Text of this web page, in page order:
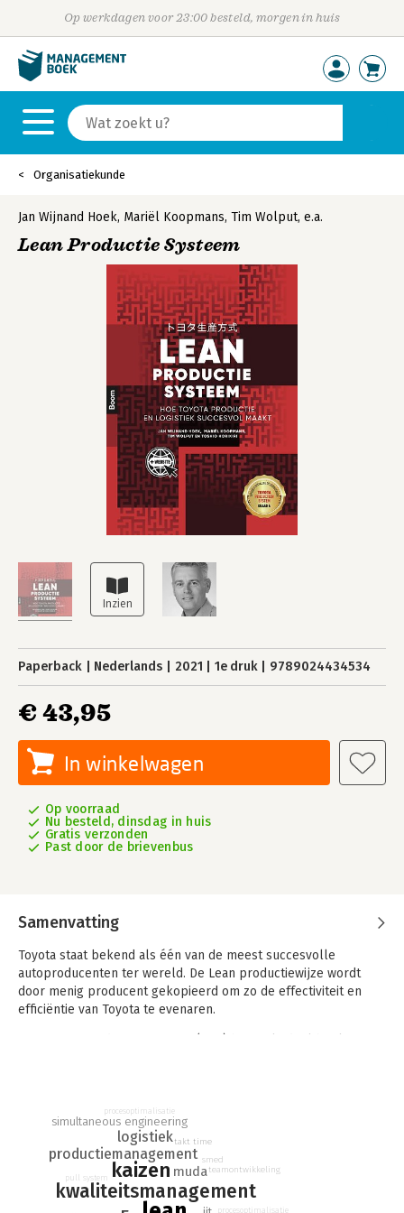
Op werkdagen voor 23:00 besteld, morgen in huis
Organisatiekunde
Jan Wijnand Hoek, Mariël Koopmans, Tim Wolput, e.a.
Lean Productie Systeem
Paperback Nederlands 2021 1e druk 9789024434534
€ 43,95
In winkelwagen
Op voorraad
Nu besteld, dinsdag in huis
Gratis verzonden
Past door de brievenbus
Samenvatting
Toyota staat bekend als één van de meest succesvolle
autoproducenten ter wereld. De Lean productiewijze wordt
door menig producent gekopieerd om zo de effectiviteit en
efficiëntie van Toyota te evenaren.
in Nederland vooral bekend als Lean. Het boek ‘Lean
Production System’ is een originele vertaling van het officiële
opleidingsboek gebruikt door de Toyota Engineering
Corporation Japan.
Het boek gaat in op het inrichten van Quality Circles.
kwaliteitsmanagement
kaizen
productiemanagement
logistiek
muda
simultaneous engineering
takt time
procesoptimalisatie
smed
teamontwikkeling
pull system
procesoptimalisatie